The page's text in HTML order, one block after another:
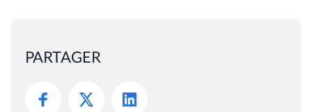
PARTAGER